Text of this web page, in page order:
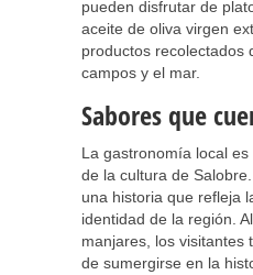
pueden disfrutar de
aceite de oliva virgen
productos recolectados
campos y el mar.
Sabores que
La gastronomía local
de la cultura de
una historia que refleja
identidad de la región.
manjares, los visitantes
de sumergirse en la